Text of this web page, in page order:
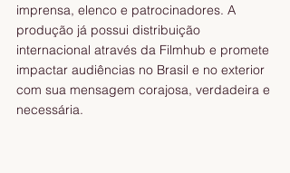
imprensa, elenco e patrocinadores. A
produção já possui distribuição
internacional através da Filmhub e promete
impactar audiências no Brasil e no exterior
com sua mensagem corajosa, verdadeira e
necessária.